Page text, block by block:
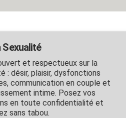
Sexualité
et respectueux sur la
: désir, plaisir, dysfonctions
communication en couple et
intime. Posez vos
en toute confidentialité et
sans tabou.